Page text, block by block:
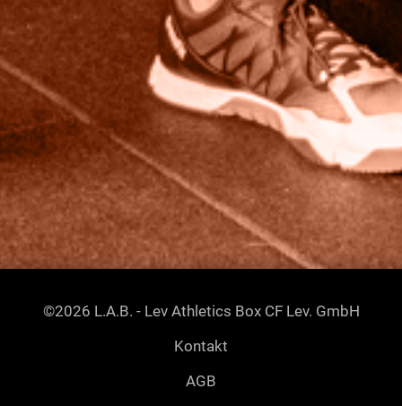
©2026 L.A.B. - Lev Athletics Box CF Lev. GmbH
Kontakt
AGB